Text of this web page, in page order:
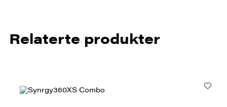
Relaterte produkter